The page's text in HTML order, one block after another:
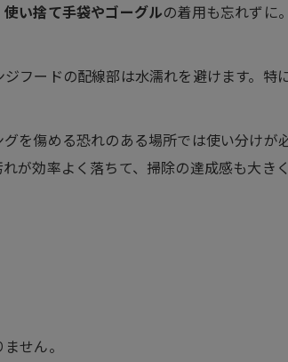
使い捨て手袋やゴーグルの着用も忘れずに
ジフードの配線部は水濡れを避けます。特
を傷める恐れのある場所では使い分け
が効率よく落ちて、掃除の達成感も大き
せん。